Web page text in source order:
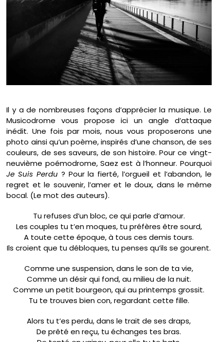
Il y a de nombreuses façons d’apprécier la musique. Le
Musicodrome vous propose ici un angle d’attaque
inédit. Une fois par mois, nous vous proposerons une
photo ainsi qu’un poème, inspirés d’une chanson, de ses
couleurs, de ses saveurs, de son histoire. Pour ce vingt-
neuvième poémodrome, Saez est à l’honneur. Pourquoi
Je Suis Perdu ? Pour la fierté, l’orgueil et l’abandon, le
regret et le souvenir, l’amer et le doux, dans le même
bocal. (Le mot des auteurs).
Tu refuses d’un bloc, ce qui parle d’amour.
Les couples tu t’en moques, tu préfères être sourd,
A toute cette époque, à tous ces demis tours.
Ils croient que tu débloques, tu penses qu’ils se gourent.
Comme une suspension, dans le son de ta vie,
Comme un désir qui fond, au milieu de la nuit.
Comme un petit bourgeon, qui au printemps grossit.
Tu te trouves bien con, regardant cette fille.
Alors tu t’es perdu, dans le trait de ses draps,
De prêté en reçu, tu échanges tes bras.